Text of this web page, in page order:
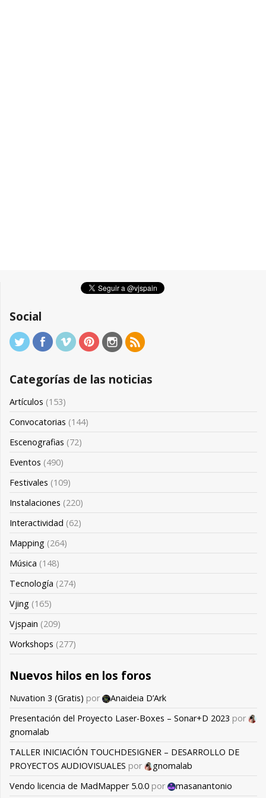
Social
Categorías de las noticias
Artículos (153)
Convocatorias (144)
Escenografias (72)
Eventos (490)
Festivales (109)
Instalaciones (220)
Interactividad (62)
Mapping (264)
Música (148)
Tecnología (274)
Vjing (165)
Vjspain (209)
Workshops (277)
Nuevos hilos en los foros
Nuvation 3 (Gratis) por
Anaideia D’Ark
Presentación del Proyecto Laser-Boxes – Sonar+D 2023 por
gnomalab
TALLER INICIACIÓN TOUCHDESIGNER – DESARROLLO DE
PROYECTOS AUDIOVISUALES por
gnomalab
Vendo licencia de MadMapper 5.0.0 por masanantonio